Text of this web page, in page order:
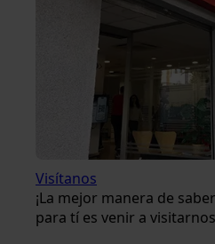
Visítanos
¡La mejor manera de
para tí es venir a